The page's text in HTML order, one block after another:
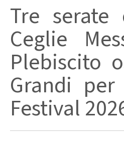
Tre
Ceglie
Plebiscito
Grandi
Festival